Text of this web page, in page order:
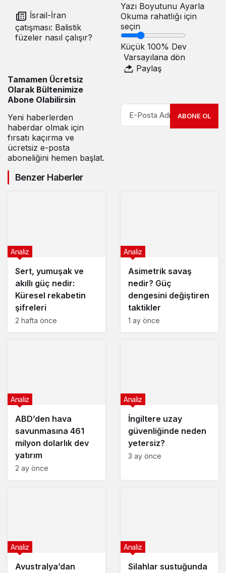
İsrail-İran
çatışması: Balistik
füzeler nasıl çalışır?
Yazı Boyutunu Ayarla
Okuma rahatlığı için
seçin
Küçük 100% Dev
Varsayılana dön
Paylaş
Tamamen Ücretsiz
Olarak Bültenimize
Abone Olabilirsin
Yeni haberlerden
haberdar olmak için
fırsatı kaçırma ve
ücretsiz e-posta
aboneliğini hemen başlat.
ABONE OL
Benzer Haberler
Sert, yumuşak ve
akıllı güç nedir:
Küresel rekabetin
şifreleri
Analiz
2 hafta önce
Asimetrik savaş
nedir? Güç
dengesini değiştiren
taktikler
Analiz
1 ay önce
ABD’den hava
savunmasına 461
milyon dolarlık dev
yatırım
Analiz
2 ay önce
İngiltere uzay
güvenliğinde neden
yetersiz?
Analiz
3 ay önce
Avustralya’dan
Analiz
Silahlar sustuğunda
Analiz